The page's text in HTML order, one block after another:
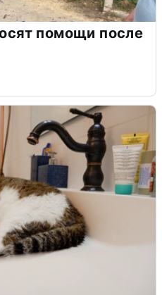
помощи после